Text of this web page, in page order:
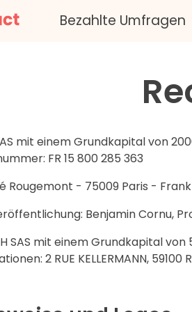
Bezahlte Umfragen
mit einem Grundkapital von
FR 15 800 285 363
Rougemont - 75009 Paris -
Benjamin Cornu,
SAS mit einem Grundkapital von
2 RUE KELLERMANN, 59100